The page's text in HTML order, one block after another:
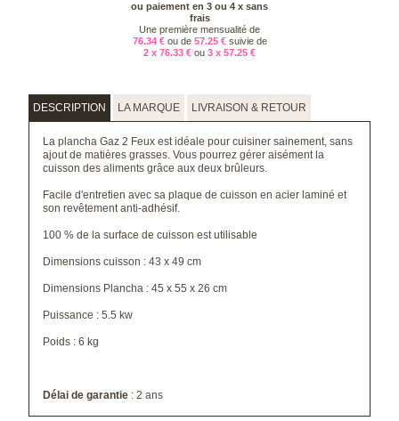
ou paiement en 3 ou 4 x sans
frais
Une première mensualité de
76.34 € ou de 57.25 € suivie de
2 x 76.33 € ou 3 x 57.25 €
DESCRIPTION LA MARQUE LIVRAISON & RETOUR
La plancha Gaz 2 Feux est idéale pour cuisiner sainement, sans
ajout de matières grasses. Vous pourrez gérer aisément la
cuisson des aliments grâce aux deux brûleurs.
Facile d'entretien avec sa plaque de cuisson en acier laminé et
son revêtement anti-adhésif.
100 % de la surface de cuisson est utilisable
Dimensions cuisson : 43 x 49 cm
Dimensions Plancha : 45 x 55 x 26 cm
Puissance : 5.5 kw
Poids : 6 kg
Délai de garantie : 2 ans